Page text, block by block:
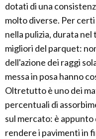
dotati di una
molto diverse. Per
nella pulizia, durata
migliori del parquet:
dell'azione dei raggi
messa in posa hanno
Oltretutto è uno dei
percentuali di
sul mercato: è
rendere i pavimenti in